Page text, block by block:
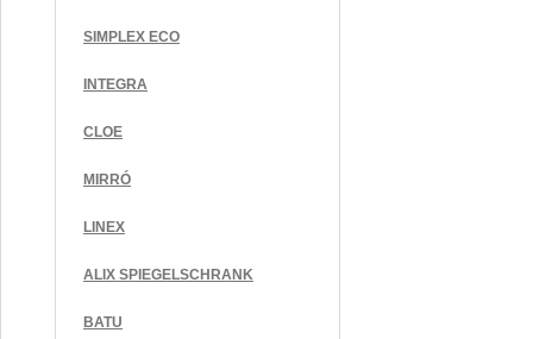
SIMPLEX ECO
INTEGRA
CLOE
MIRRÓ
LINEX
ALIX SPIEGELSCHRANK
BATU